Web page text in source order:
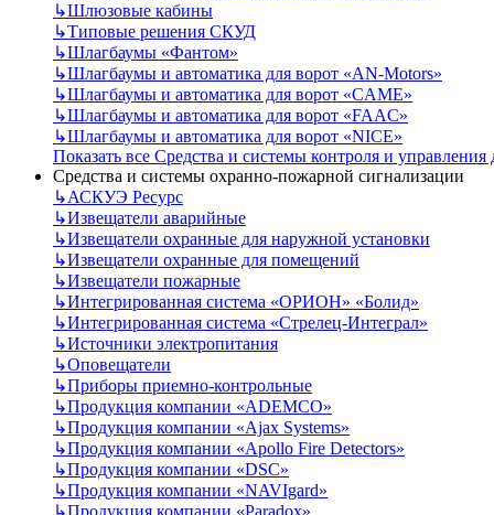
↳Шлюзовые кабины
↳Типовые решения СКУД
↳Шлагбаумы «Фантом»
↳Шлагбаумы и автоматика для ворот «AN-Motors»
↳Шлагбаумы и автоматика для ворот «CAME»
↳Шлагбаумы и автоматика для ворот «FAAC»
↳Шлагбаумы и автоматика для ворот «NICE»
Показать все Средства и системы контроля и управления
Средства и системы охранно-пожарной сигнализации
↳АСКУЭ Ресурс
↳Извещатели аварийные
↳Извещатели охранные для наружной установки
↳Извещатели охранные для помещений
↳Извещатели пожарные
↳Интегрированная система «ОРИОН» «Болид»
↳Интегрированная система «Стрелец-Интеграл»
↳Источники электропитания
↳Оповещатели
↳Приборы приемно-контрольные
↳Продукция компании «ADEMCO»
↳Продукция компании «Ajax Systems»
↳Продукция компании «Apollo Fire Detectors»
↳Продукция компании «DSC»
↳Продукция компании «NAVIgard»
↳Продукция компании «Paradox»